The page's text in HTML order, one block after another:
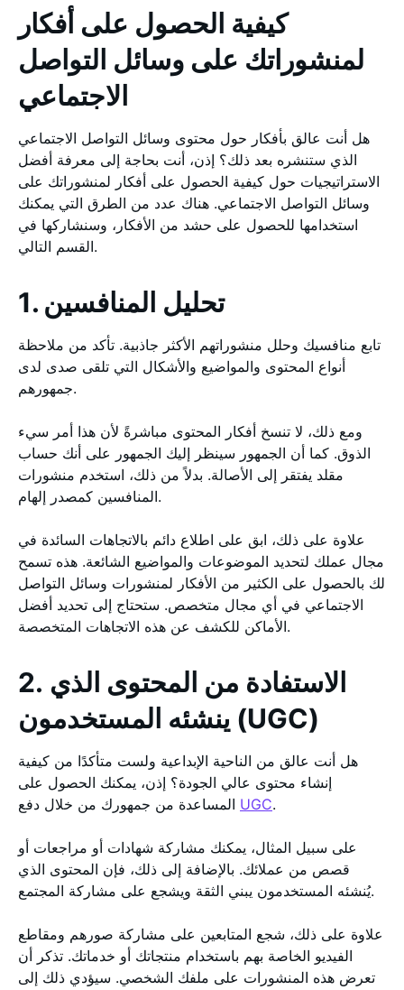
كيفية الحصول على أفكار
لمنشوراتك على وسائل التواصل
الاجتماعي
هل أنت عالق بأفكار حول محتوى وسائل التواصل الاجتماعي
الذي ستنشره بعد ذلك؟ إذن، أنت بحاجة إلى معرفة أفضل
الاستراتيجيات حول كيفية الحصول على أفكار لمنشوراتك على
وسائل التواصل الاجتماعي. هناك عدد من الطرق التي يمكنك
استخدامها للحصول على حشد من الأفكار، وسنشاركها في
القسم التالي.
1. تحليل المنافسين
تابع منافسيك وحلل منشوراتهم الأكثر جاذبية. تأكد من ملاحظة
أنواع المحتوى والمواضيع والأشكال التي تلقى صدى لدى
جمهورهم.
ومع ذلك، لا تنسخ أفكار المحتوى مباشرةً لأن هذا أمر سيء
الذوق. كما أن الجمهور سينظر إليك الجمهور على أنك حساب
مقلد يفتقر إلى الأصالة. بدلاً من ذلك، استخدم منشورات
المنافسين كمصدر إلهام.
علاوة على ذلك، ابق على اطلاع دائم بالاتجاهات السائدة في
مجال عملك لتحديد الموضوعات والمواضيع الشائعة. هذه تسمح
لك بالحصول على الكثير من الأفكار لمنشورات وسائل التواصل
الاجتماعي في أي مجال متخصص. ستحتاج إلى تحديد أفضل
الأماكن للكشف عن هذه الاتجاهات المتخصصة.
2. الاستفادة من المحتوى الذي
ينشئه المستخدمون (UGC)
هل أنت عالق من الناحية الإبداعية ولست متأكدًا من كيفية
إنشاء محتوى عالي الجودة؟ إذن، يمكنك الحصول على
UGC.
على سبيل المثال، يمكنك مشاركة شهادات أو مراجعات أو
قصص من عملائك. بالإضافة إلى ذلك، فإن المحتوى الذي
يُنشئه المستخدمون يبني الثقة ويشجع على مشاركة المجتمع.
علاوة على ذلك، شجع المتابعين على مشاركة صورهم ومقاطع
الفيديو الخاصة بهم باستخدام منتجاتك أو خدماتك. تذكر أن
تعرض هذه المنشورات على ملفك الشخصي. سيؤدي ذلك إلى